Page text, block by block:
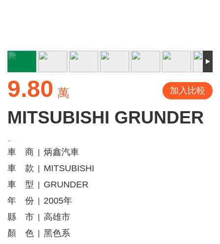
9.80 萬 加入比較
MITSUBISHI GRUNDER
車 商
炳鑫汽車
車 款
MITSUBISHI
車 型
GRUNDER
年 份
2005年
縣 市
高雄市
顏 色
黑色系